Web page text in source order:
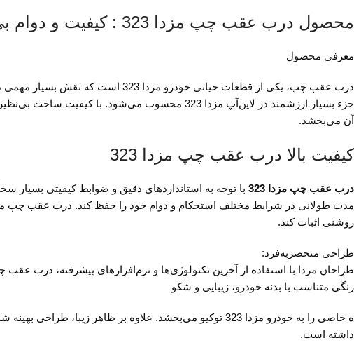
محصول درب عقب چپ مزدا 323 : کیفیت و دوام بی‌نظیر
معرفی محصول
درب عقب چپ، یکی از قطعات حیاتی
جزء بسیار ارزشمند در لاین‌آپ مزدا 323 محسوب
آن می‌بخشد.
کیفیت بالا درب عقب چپ مزدا 323
درب عقب چپ مزدا 323
با توجه به استانداردهای دقیق و ضوابط کیفیتی بسیار
روشنی اثبات کند.
طراحی منحصربه‌فرد:
رنگی متناسب با بدنه خودرو، زیبایی و شکو
ه خاصی را به خودرو مزدا 323 توکیو می‌بخشد. علاوه بر
داشته است.